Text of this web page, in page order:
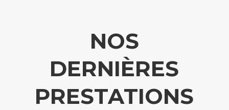
NOS
DERNIÈRES
PRESTATIONS